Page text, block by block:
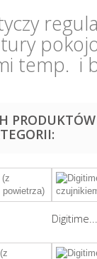
temp. i
PRODUKTÓW
Digitime...